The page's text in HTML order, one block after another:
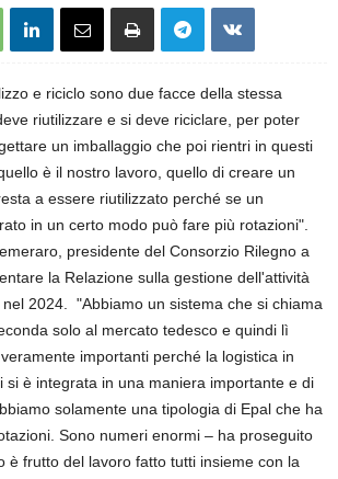
e riciclo sono due facce della stessa
riutilizzare e si deve riciclare, per poter
un imballaggio che poi rientri in questi
è il nostro lavoro, quello di creare un
a essere riutilizzato perché se un
in un certo modo può fare più rotazioni".
presidente del Consorzio Rilegno a
la Relazione sulla gestione dell'attività
2024. "Abbiamo un sistema che si chiama
solo al mercato tedesco e quindi lì
importanti perché la logistica in
si è integrata in una maniera importante e di
solamente una tipologia di Epal che ha
Sono numeri enormi – ha proseguito
è frutto del lavoro fatto tutti insieme con la